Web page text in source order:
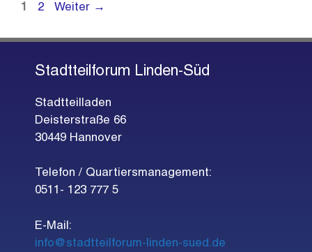
Seite
1 Seite
2 Weiter →
Stadtteilforum Linden-Süd
Stadtteilladen
Deisterstraße 66
30449 Hannover
Telefon / Quartiersmanagement:
0511- 123 777 5
E-Mail:
info@stadtteilforum-linden-sued.de